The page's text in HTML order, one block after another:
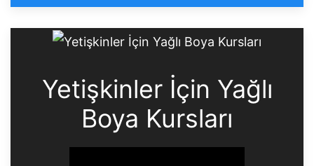
Yetişkinler İçin Yağlı
Boya Kursları